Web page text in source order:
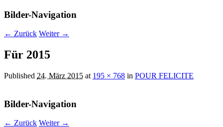
Bilder-Navigation
← Zurück Weiter →
Für 2015
Published 24. März 2015 at 195 × 768 in POUR FELICITE
Bilder-Navigation
← Zurück Weiter →